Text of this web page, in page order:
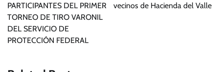
entradas
PARTICIPANTES DEL PRIMER
TORNEO DE TIRO VARONIL
DEL SERVICIO DE
PROTECCIÓN FEDERAL
vecinos de Hacienda del Valle